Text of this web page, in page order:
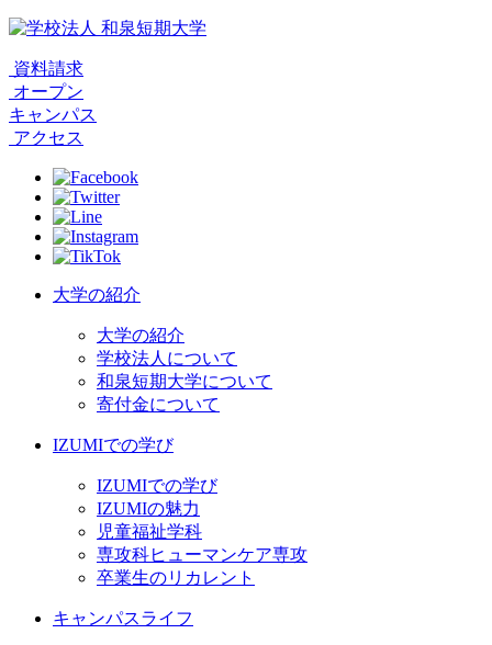
資料請求
オープン
キャンパス
アクセス
大学の紹介
大学の紹介
学校法人について
和泉短期大学について
寄付金について
IZUMIでの学び
IZUMIでの学び
IZUMIの魅力
児童福祉学科
専攻科ヒューマンケア専攻
卒業生のリカレント
キャンパスライフ